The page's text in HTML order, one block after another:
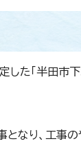
た「半田市
なり、工事の